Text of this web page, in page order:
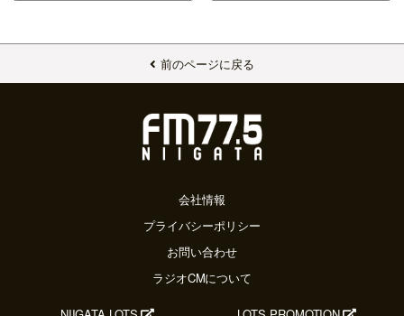
前のページに戻る
会社情報
プライバシーポリシー
お問い合わせ
ラジオCMについて